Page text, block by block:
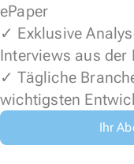
ePaper
✓ Exklusive
Interviews aus der
✓ Tägliche
wichtigsten
Ihr